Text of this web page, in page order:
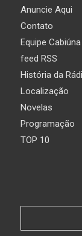
Anuncie Aqui
Contato
Equipe Cabiúna
feed RSS
História da
Localização
Novelas
Programação
TOP 10